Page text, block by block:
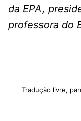
da EPA,
professora do
Tradução livre,